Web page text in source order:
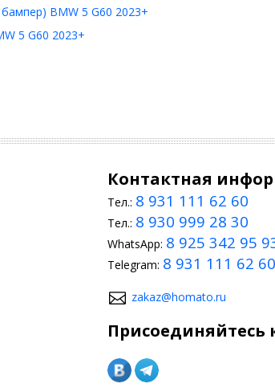
BMW 5 G60 2023+
5 G60 2023+
Контактная
Тел.: 8 931 111 62 60
Тел.: 8 930 999 28 30
WhatsApp: 8 925 342 95
Telegram: 8 931 111 62 60
zakaz@homato.ru
Присоединяйтесь